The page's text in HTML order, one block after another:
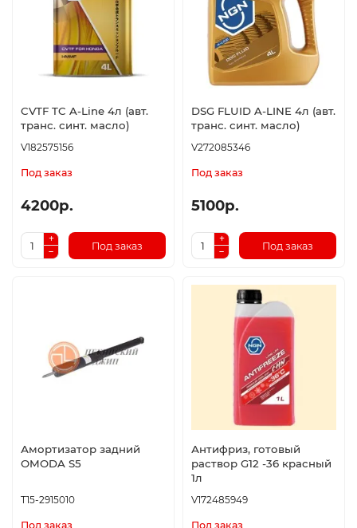
CVTF TC A-Line 4л (авт.
транс. синт. масло)
V182575156
Под заказ
4200р.
Под заказ
DSG FLUID A-LINE 4л (авт.
транс. синт. масло)
V272085346
Под заказ
5100р.
Под заказ
Амортизатор задний
OMODA S5
T15-2915010
Под заказ
Антифриз, готовый
раствор G12 -36 красный
1л
V172485949
Под заказ